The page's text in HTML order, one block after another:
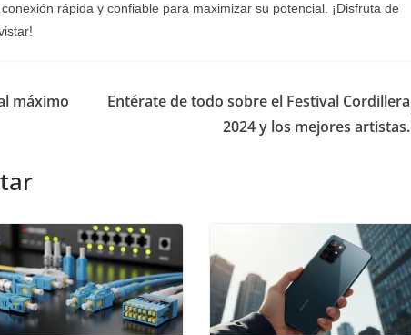
rápida y confiable para maximizar su potencial. ¡Disfruta de
máximo
Entérate de todo sobre el Festival Cordillera
2024 y los mejores artistas.